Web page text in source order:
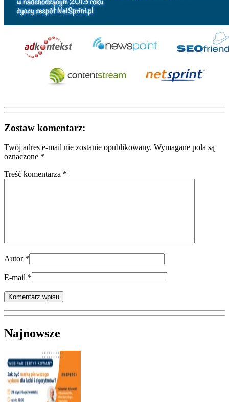
Zostaw komentarz:
Twój adres e-mail nie zostanie opublikowany. Wymagane pola są
oznaczone *
Treść komentarza *
Autor *
E-mail *
Najnowsze